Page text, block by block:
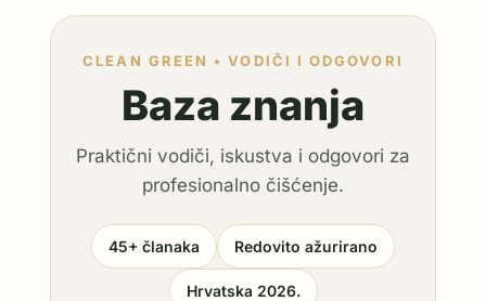
CLEAN GREEN • VODIČI I ODGOVORI
Baza znanja
Praktični vodiči, iskustva i odgovori za
profesionalno čišćenje.
45+ članaka Redovito ažurirano
Hrvatska 2026.